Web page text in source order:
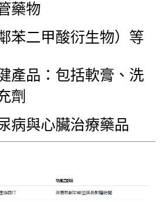
藥物
苯二甲酸衍生物）等
產品：包括軟膏、洗
劑
病與心臟治療藥品